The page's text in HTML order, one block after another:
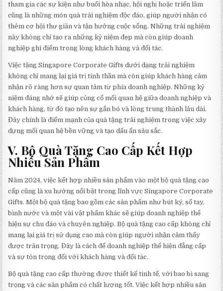
tham gia các sự kiện như buổi hòa nhạc, hội nghị hoặc triển lãm
cũng là những món quà trải nghiệm độc đáo, giúp người nhận có
thêm cơ hội thư giãn và tận hưởng cuộc sống. Những trải nghiệm
này không chỉ tạo ra những kỷ niệm đẹp mà còn giúp doanh
nghiệp ghi điểm trong lòng khách hàng và đối tác.
Việc tặng Singapore Corporate Gifts dưới dạng trải nghiệm
không chỉ mang lại giá trị tinh thần mà còn giúp khách hàng cảm
nhận rõ ràng hơn sự quan tâm từ phía doanh nghiệp. Những kỷ
niệm đáng nhớ sẽ giúp củng cố mối quan hệ giữa doanh nghiệp và
khách hàng, từ đó tạo nên sự gắn bó và lòng trung thành lâu dài.
Đây chính là điểm mạnh của quà tặng trải nghiệm trong việc xây
dựng mối quan hệ bền vững và tạo dấu ấn sâu sắc.
V. Bộ Quà Tặng Cao Cấp Kết Hợp
Nhiều Sản Phẩm
Năm 2024, việc kết hợp nhiều sản phẩm vào một bộ quà tặng cao
cấp cũng là xu hướng nổi bật trong lĩnh vực Singapore Corporate
Gifts. Một bộ quà tặng bao gồm các sản phẩm như bút ký, sổ tay,
bình nước và một vài vật phẩm khác sẽ giúp doanh nghiệp thể
hiện sự chu đáo và chuyên nghiệp. Bộ quà tặng cao cấp không chỉ
mang lại giá trị sử dụng cao mà còn giúp người nhận cảm thấy
được trân trọng. Đây là cách để doanh nghiệp thể hiện đẳng cấp
và sự tôn trọng đối với khách hàng và đối tác.
Bộ quà tặng cao cấp thường được thiết kế tinh tế, với bao bì sang
trọng và các sản phẩm có chất lượng tốt. Việc kết hợp nhiều sản